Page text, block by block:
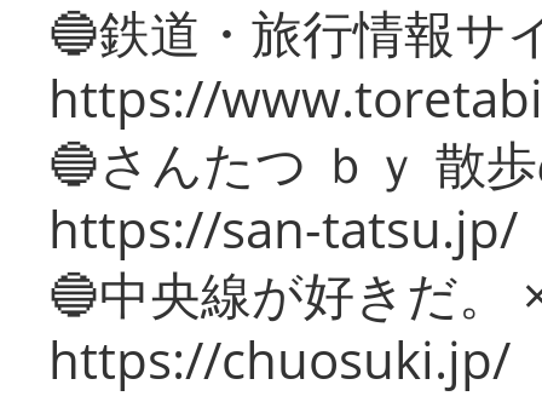
🔵鉄道・旅行情報サ
https://
🔵さんたつ ｂｙ 散
https://san-tatsu.jp/
🔵中央線が好きだ。
https://chuosuki.jp/